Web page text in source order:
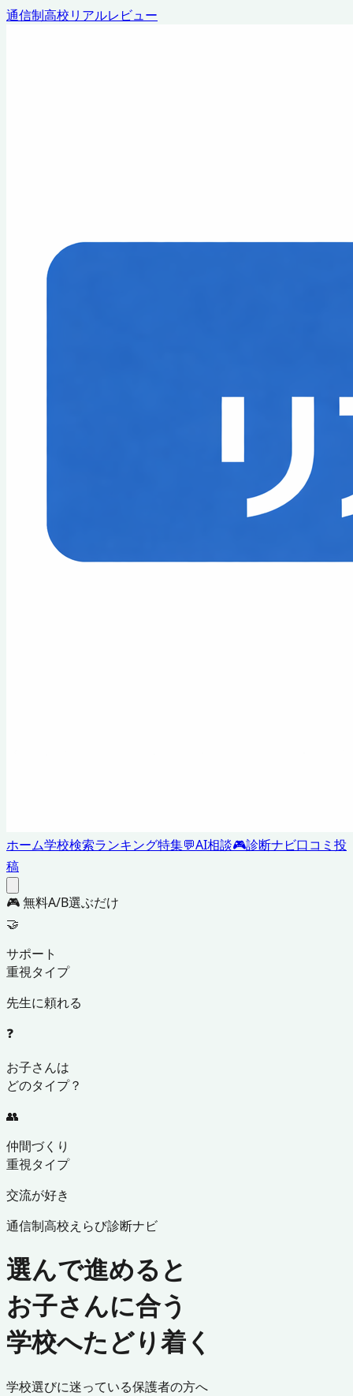
通信制高校リアルレビュー
ホーム学校検索ランキング特集💬AI相談🎮診断ナビ口コミ投
稿
🎮 無料A/B選ぶだけ
🤝
サポート
重視タイプ
先生に頼れる
❓
お子さんは
どのタイプ？
👥
仲間づくり
重視タイプ
交流が好き
通信制高校えらび診断ナビ
選んで進めると
お子さんに合う
学校へたどり着く
学校選びに迷っている保護者の方へ